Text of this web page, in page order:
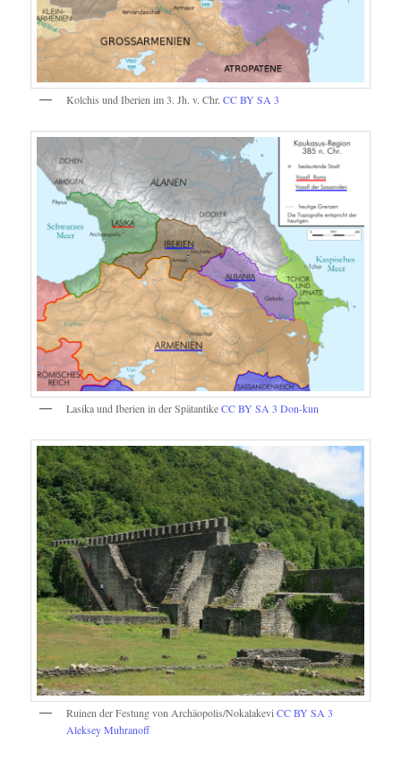
Kolchis und Iberien im 3. Jh. v. Chr.CC BY SA 3
Lasika und Iberien in der SpätantikeCC BY SA 3 Don-kun
Ruinen der Festung von Archäopolis/NokalakeviCC BY SA 3
Aleksey Muhranoff